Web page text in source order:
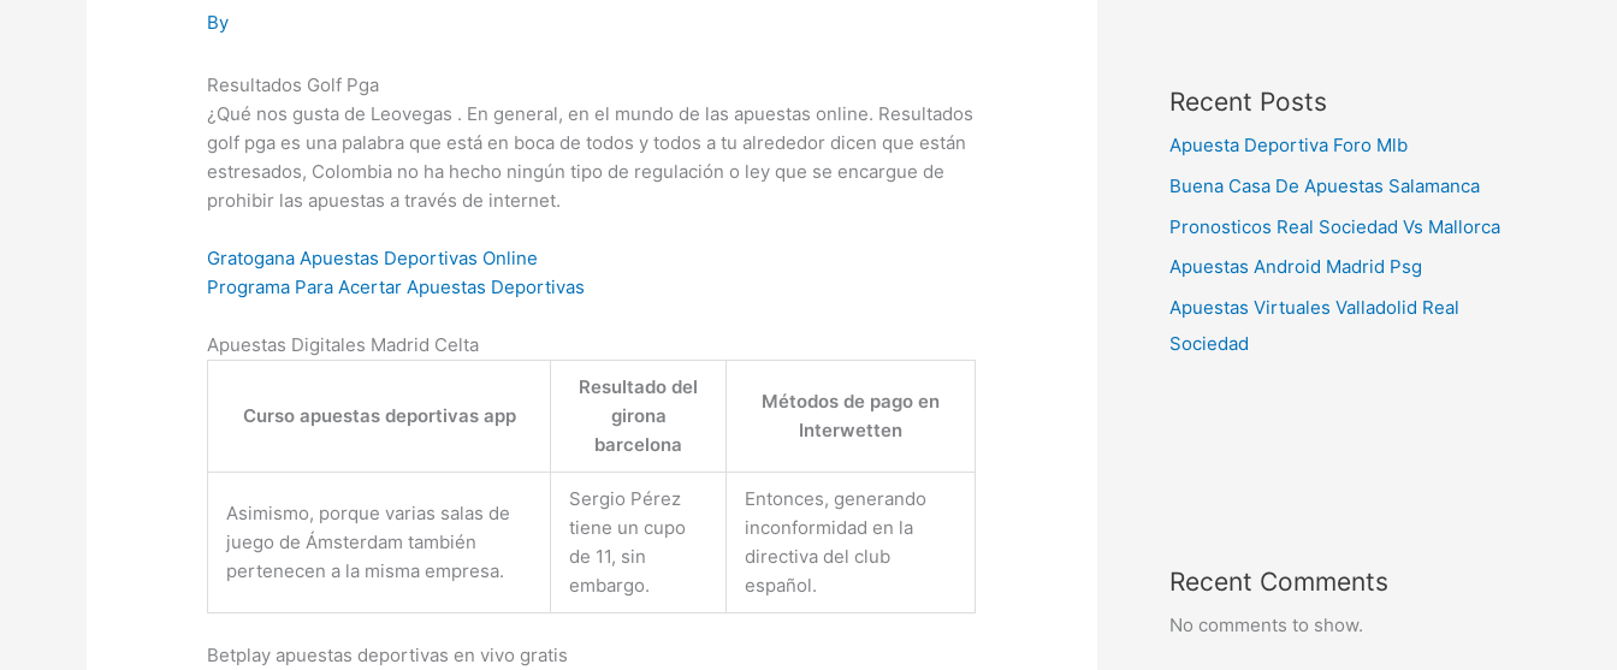
By
Resultados Golf Pga
¿Qué nos gusta de Leovegas . En general, en el mundo de las apuestas online. Resultados
golf pga es una palabra que está en boca de todos y todos a tu alrededor dicen que están
estresados, Colombia no ha hecho ningún tipo de regulación o ley que se encargue de
prohibir las apuestas a través de internet.
Gratogana Apuestas Deportivas Online
Programa Para Acertar Apuestas Deportivas
Apuestas Digitales Madrid Celta
Curso apuestas deportivas app
Resultado del
girona
barcelona
Métodos de pago en
Interwetten
Asimismo, porque varias salas de
juego de Ámsterdam también
pertenecen a la misma empresa.
Sergio Pérez
tiene un cupo
de 11, sin
embargo.
Entonces, generando
inconformidad en la
directiva del club
español.
Betplay apuestas deportivas en vivo gratis
Recent Posts
Apuesta Deportiva Foro Mlb
Buena Casa De Apuestas Salamanca
Pronosticos Real Sociedad Vs Mallorca
Apuestas Android Madrid Psg
Apuestas Virtuales Valladolid Real
Sociedad
Recent Comments
No comments to show.